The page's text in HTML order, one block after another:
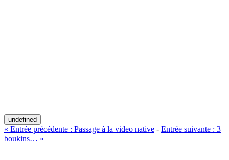
undefined
« Entrée précédente : Passage à la video native - Entrée suivante : 3
boukins… »